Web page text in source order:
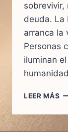
sobrevivir,
deuda. La
arranca la
Personas
iluminan
LEER MÁS